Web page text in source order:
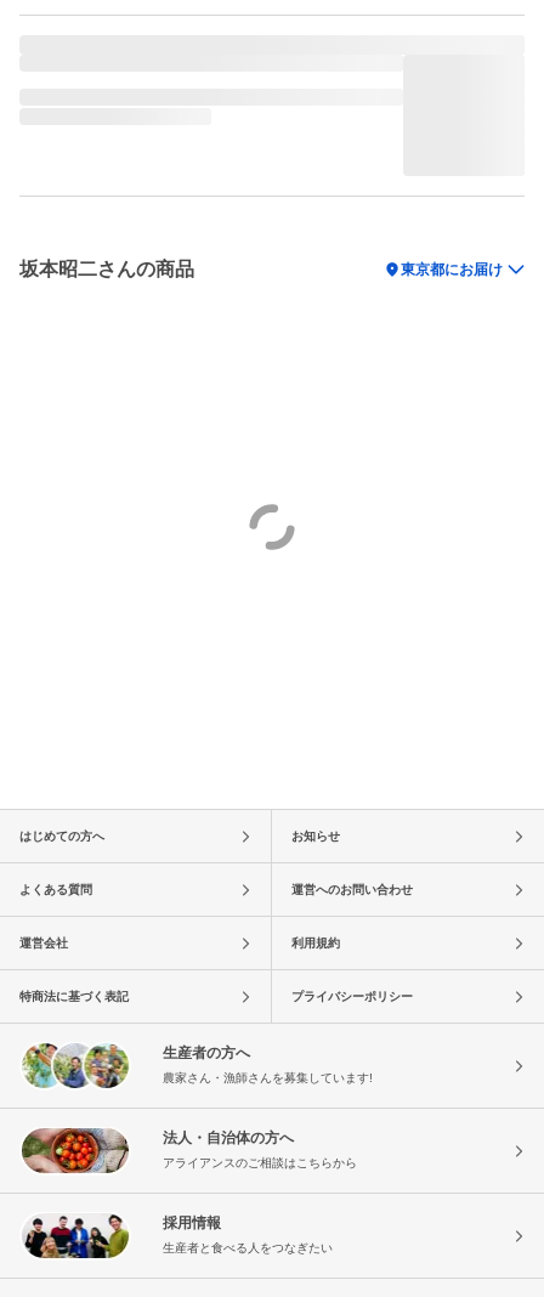
坂本昭二さんの商品 location_on東京都にお届け
はじめての方へ お知らせ
よくある質問 運営へのお問い合わせ
運営会社 利用規約
特商法に基づく表記 プライバシーポリシー
生産者の方へ
農家さん・漁師さんを募集しています!
法人・自治体の方へ
アライアンスのご相談はこちらから
採用情報
生産者と食べる人をつなぎたい